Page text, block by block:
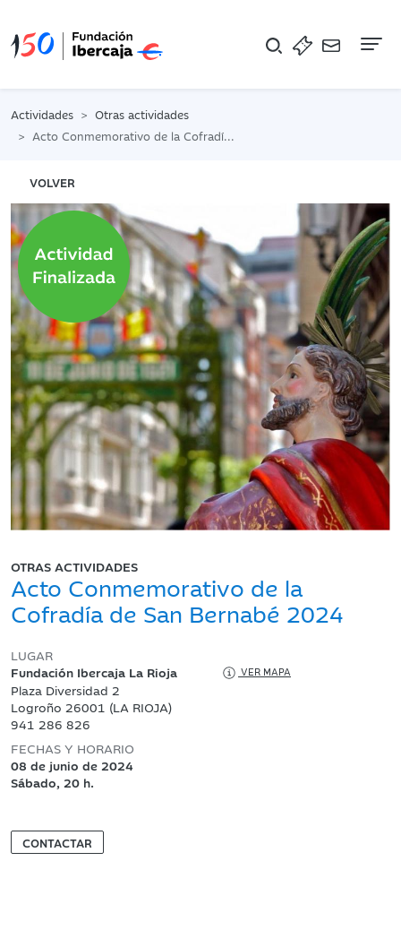
Actividades
Otras actividades
Acto Conmemorativo de la Cofradía de San Bernabé 2024
VOLVER
OTRAS ACTIVIDADES
Acto Conmemorativo de la
Cofradía de San Bernabé 2024
LUGAR
Fundación Ibercaja La Rioja
VER MAPA
Plaza Diversidad 2
Logroño 26001 (LA RIOJA)
941 286 826
FECHAS Y HORARIO
08 de junio de 2024
Sábado, 20 h.
CONTACTAR